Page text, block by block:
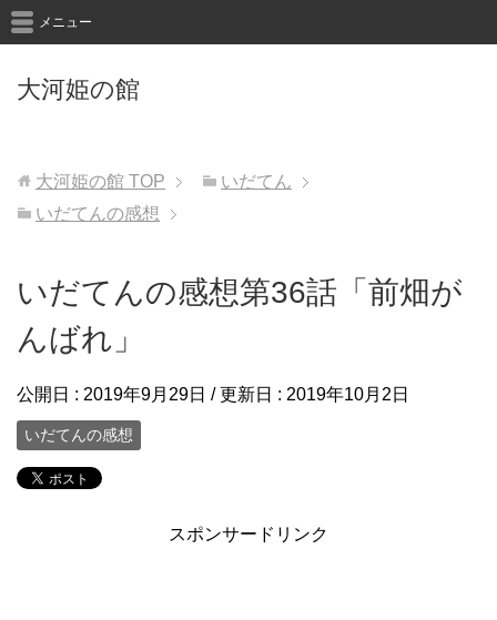
大河姫の館
メニュー
大河姫の館 TOP
いだてん
いだてんの感想
いだてんの感想第36話「前畑が
んばれ」
公開日 : 2019年9月29日 / 更新日 : 2019年10月2日
いだてんの感想
スポンサードリンク